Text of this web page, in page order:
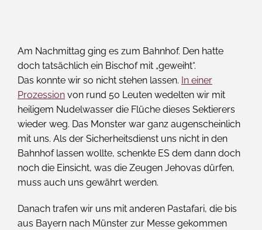
Am Nachmittag ging es zum Bahnhof. Den hatte
doch tatsächlich ein Bischof mit „geweiht“.
Das konnte wir so nicht stehen lassen. In einer
Prozession von rund 50 Leuten wedelten wir mit
heiligem Nudelwasser die Flüche dieses Sektierers
wieder weg. Das Monster war ganz augenscheinlich
mit uns. Als der Sicherheitsdienst uns nicht in den
Bahnhof lassen wollte, schenkte ES dem dann doch
noch die Einsicht, was die Zeugen Jehovas dürfen,
muss auch uns gewährt werden.
Danach trafen wir uns mit anderen Pastafari, die bis
aus Bayern nach Münster zur Messe gekommen